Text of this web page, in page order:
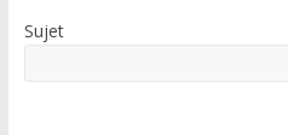
Sujet